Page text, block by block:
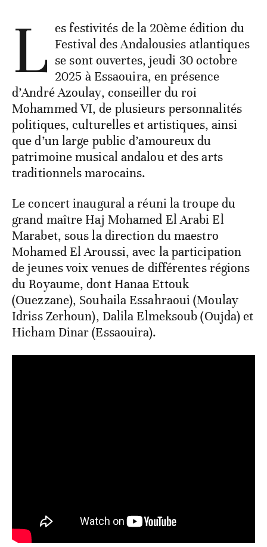
L es festivités de la 20ème édition du
Festival des Andalousies atlantiques
se sont ouvertes, jeudi 30 octobre
2025 à Essaouira, en présence
d’André Azoulay, conseiller du roi
Mohammed VI, de plusieurs personnalités
politiques, culturelles et artistiques, ainsi
que d’un large public d’amoureux du
patrimoine musical andalou et des arts
traditionnels marocains.
Le concert inaugural a réuni la troupe du
grand maître Haj Mohamed El Arabi El
Marabet, sous la direction du maestro
Mohamed El Aroussi, avec la participation
de jeunes voix venues de différentes régions
du Royaume, dont Hanaa Ettouk
(Ouezzane), Souhaila Essahraoui (Moulay
Idriss Zerhoun), Dalila Elmeksoub (Oujda) et
Hicham Dinar (Essaouira).